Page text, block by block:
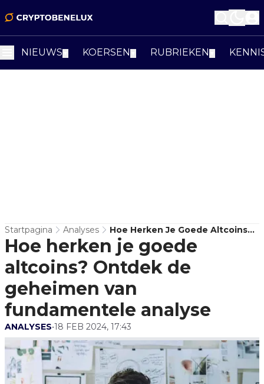
NIEUWS KOERSEN RUBRIEKEN
Startpagina Analyses
Hoe Herken Je Goede Altcoins?
Ontdek De Geheimen Van
Fundamentele Analyse
Hoe herken je goede
altcoins? Ontdek de
geheimen van
fundamentele analyse
ANALYSES•18 FEB 2024, 17:43